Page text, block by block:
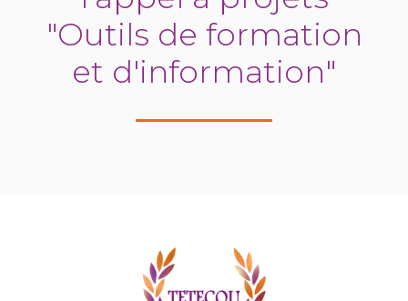
"Outils de formation
et d'information"